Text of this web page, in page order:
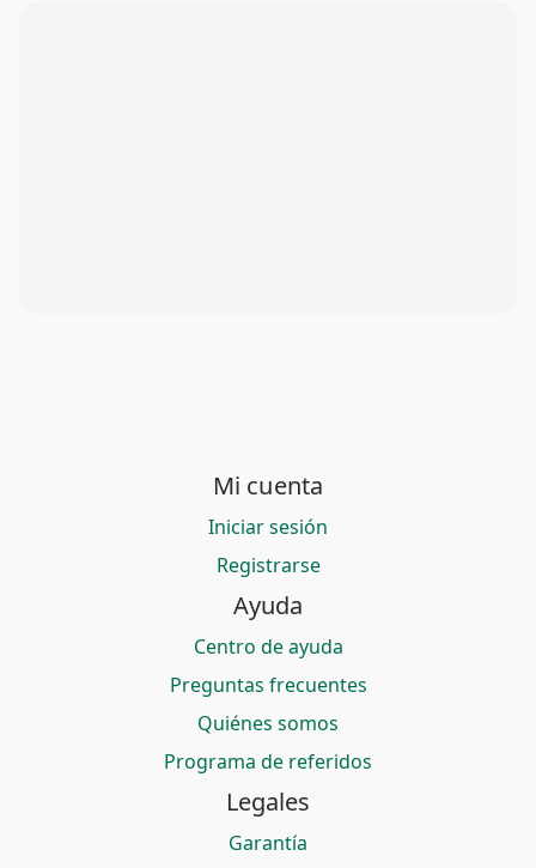
Mi cuenta
Iniciar sesión
Registrarse
Ayuda
Centro de ayuda
Preguntas frecuentes
Quiénes somos
Programa de referidos
Legales
Garantía